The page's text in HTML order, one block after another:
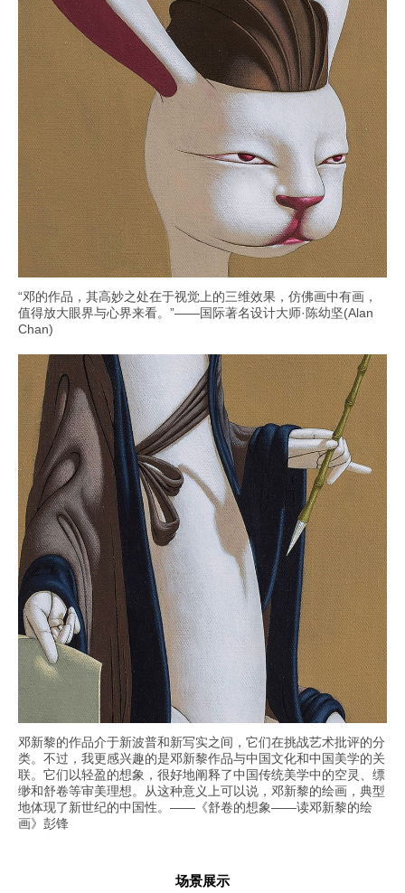
“邓的作品，其高妙之处在于视觉上的三维效果，仿佛画中有画，
值得放大眼界与心界来看。”——国际著名设计大师·陈幼坚(Alan
Chan)
邓新黎的作品介于新波普和新写实之间，它们在挑战艺术批评的分
类。不过，我更感兴趣的是邓新黎作品与中国文化和中国美学的关
联。它们以轻盈的想象，很好地阐释了中国传统美学中的空灵、缥
缈和舒卷等审美理想。从这种意义上可以说，邓新黎的绘画，典型
地体现了新世纪的中国性。——《舒卷的想象——读邓新黎的绘
画》彭锋
场景展示